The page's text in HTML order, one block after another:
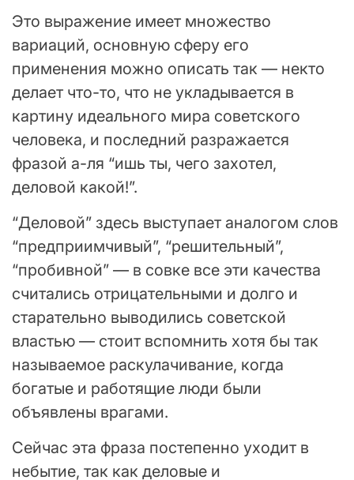
Это выражение имеет множество
вариаций, основную сферу его
применения можно описать так — некто
делает что-то, что не укладывается в
картину идеального мира советского
человека, и последний разражается
фразой а-ля “ишь ты, чего захотел,
деловой какой!”.
“Деловой” здесь выступает аналогом слов
“предприимчивый”, “решительный”,
“пробивной” — в совке все эти качества
считались отрицательными и долго и
старательно выводились советской
властью — стоит вспомнить хотя бы так
называемое раскулачивание, когда
богатые и работящие люди были
объявлены врагами.
Сейчас эта фраза постепенно уходит в
небытие, так как деловые и